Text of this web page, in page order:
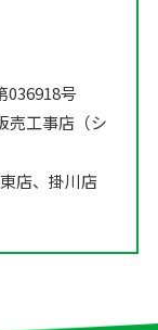
036918号
売工事店（シ
店、掛川店